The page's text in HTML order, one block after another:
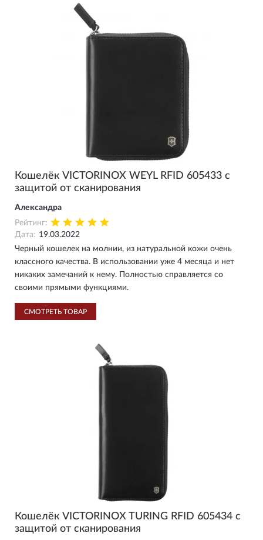
Кошелёк VICTORINOX WEYL RFID 605433 с
защитой от сканирования
Александра
Рейтинг:
Дата: 19.03.2022
Черный кошелек на молнии, из натуральной кожи очень
классного качества. В использовании уже 4 месяца и нет
никаких замечаний к нему. Полностью справляется со
своими прямыми функциями.
СМОТРЕТЬ ТОВАР
Кошелёк VICTORINOX TURING RFID 605434 с
защитой от сканирования